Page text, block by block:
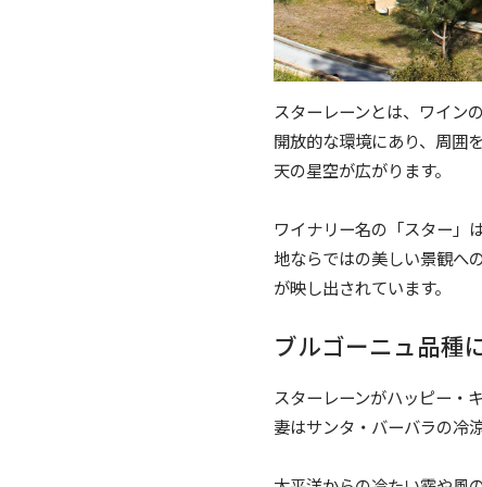
スターレーンとは、ワイン
開放的な環境にあり、周囲
天の星空が広がります。
ワイナリー名の「スター」
地ならではの美しい景観へ
が映し出されています。
ブルゴーニュ品種
スターレーンがハッピー・
妻はサンタ・バーバラの冷